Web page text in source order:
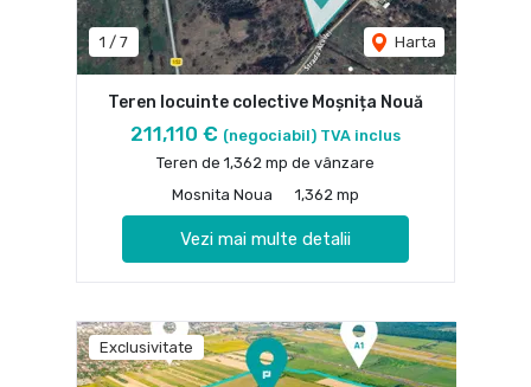
1 / 7 Harta
Teren locuinte colective Moșnița Nouă
211,110 € (negociabil) TVA inclus
Teren de 1,362 mp de vânzare
Mosnita Noua
1,362 mp
Vezi mai multe detalii
Exclusivitate